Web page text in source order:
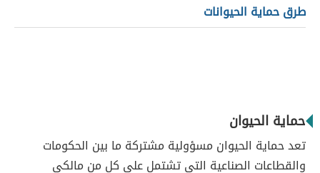
طرق حماية الحيوانات
حماية الحيوان
تعد حماية الحيوان مسؤولية مشتركة ما بين الحكومات
والقطاعات الصناعية التي تشتمل على كل من مالكي